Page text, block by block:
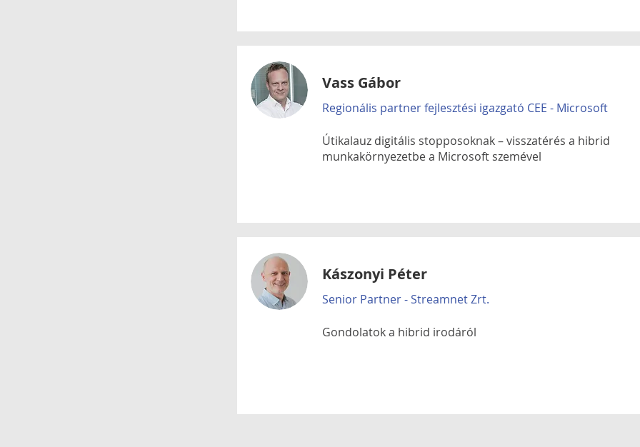
Vass Gábor
Regionális partner fejlesztési igazgató CEE - Microsoft
Útikalauz digitális stopposoknak – visszatérés a hibrid
munkakörnyezetbe a Microsoft szemével
Kászonyi Péter
Senior Partner - Streamnet Zrt.
Gondolatok a hibrid irodáról